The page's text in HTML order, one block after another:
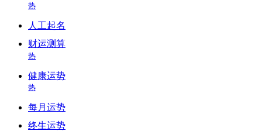
热
人工起名
财运测算
热
健康运势
热
每月运势
终生运势